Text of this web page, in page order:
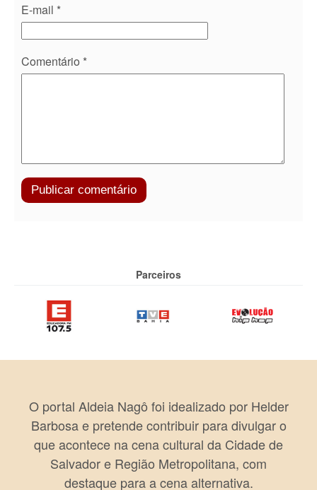
E-mail *
Comentário *
Parceiros
O portal Aldeia Nagô foi idealizado por Helder
Barbosa e pretende contribuir para divulgar o
que acontece na cena cultural da Cidade de
Salvador e Região Metropolitana, com
destaque para a cena alternativa.